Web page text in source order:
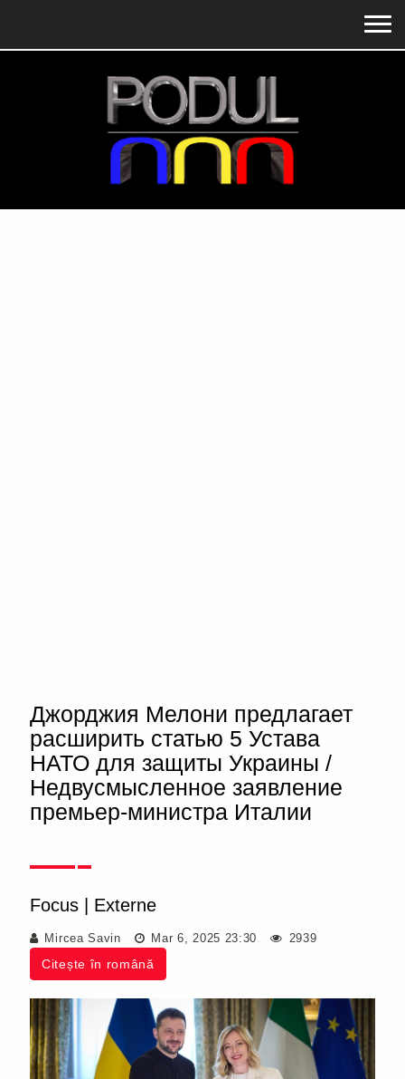
Джорджия Мелони предлагает
расширить статью 5 Устава
НАТО для защиты Украины /
Недвусмысленное заявление
премьер-министра Италии
Focus Externe
Mircea Savin Mar 6, 2025 23:30 2939
Citește în română